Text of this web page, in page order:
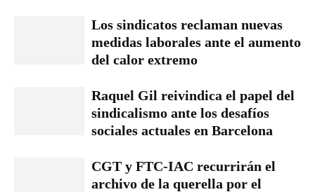
Los sindicatos reclaman nuevas
medidas laborales ante el aumento
del calor extremo
Raquel Gil reivindica el papel del
sindicalismo ante los desafíos
sociales actuales en Barcelona
CGT y FTC-IAC recurrirán el
archivo de la querella por el